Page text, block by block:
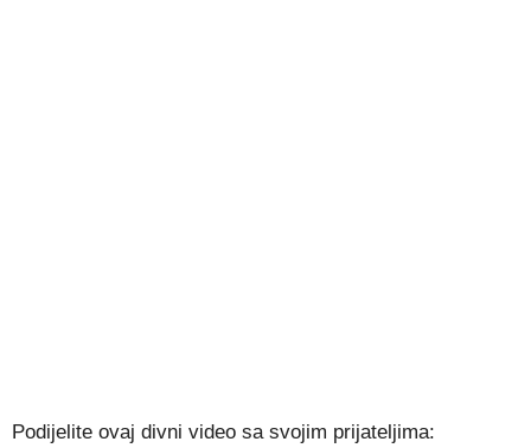
Podijelite ovaj divni video sa svojim prijateljima: